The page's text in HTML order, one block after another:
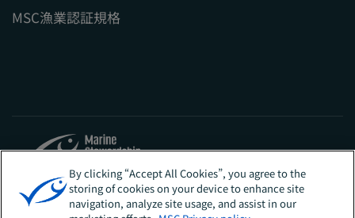
MSC漁業認証規格
Sites
日本
By clicking “Accept All Cookies”, you agree to the
storing of cookies on your device to enhance site
navigation, analyze site usage, and assist in our